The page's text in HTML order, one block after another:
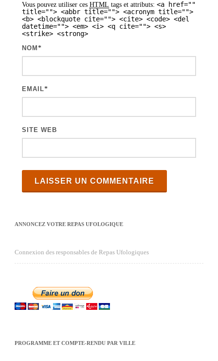
Vous pouvez utiliser ces HTML tags et attributs: <a href=""
title=""> <abbr title=""> <acronym title="">
<b> <blockquote cite=""> <cite> <code> <del
datetime=""> <em> <i> <q cite=""> <s>
<strike> <strong>
NOM *
EMAIL*
SITE WEB
ANNONCEZ VOTRE REPAS UFOLOGIQUE
Connexion des responsables de Repas Ufologiques
PROGRAMME ET COMPTE-RENDU PAR VILLE